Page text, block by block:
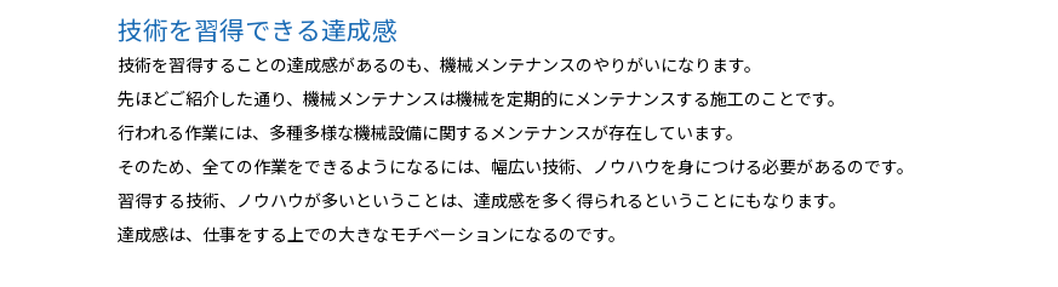
技術を習得できる達成感
技術を習得することの達成感があるのも、機械メンテナンスのやりがいになります。
先ほどご紹介した通り、機械メンテナンスは機械を定期的にメンテナンスする施工のことです。
行われる作業には、多種多様な機械設備に関するメンテナンスが存在しています。
そのため、全ての作業をできるようになるには、幅広い技術、ノウハウを身につける必要があるのです。
習得する技術、ノウハウが多いということは、達成感を多く得られるということにもなります。
達成感は、仕事をする上での大きなモチベーションになるのです。